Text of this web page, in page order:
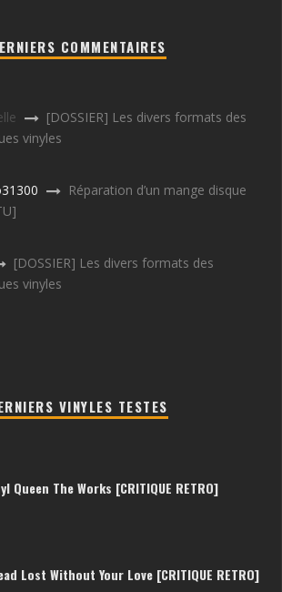
COMMENTAIRES
[DOSSIER] Les divers formats des
vinyles
Réparation d’un mange disque
[DOSSIER] Les divers formats des
vinyles
VINYLES TESTES
Queen The Works [CRITIQUE RETRO]
Lost Without Your Love [CRITIQUE RETRO]